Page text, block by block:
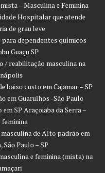
– Masculina e Feminina
Hospitalar que atende
de grau leve
dependentes químicos
Guaçu SP
/ reabilitação masculina na
baixo custo em Cajamar – SP
em Guarulhos -São Paulo
SP Araçoiaba da Serra –
feminina
de Alto padrão em
São Paulo – SP
e feminina (mista) na